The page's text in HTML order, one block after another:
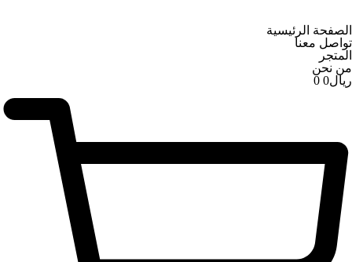
الصفحة الرئيسية
تواصل معنا
المتجر
من نحن
ریال0
0